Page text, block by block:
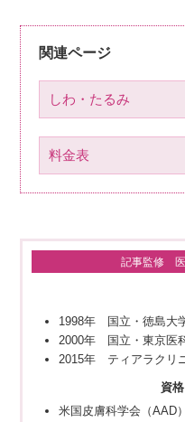
関連ページ
しわ・たるみ
料金表
記事監修
1998年 国立・徳島大
2000年 国立・東京医
2015年 ティアラクリ
資
米国皮膚科学会（AAD